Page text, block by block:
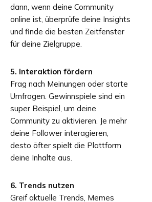
dann, wenn deine Community
online ist, überprüfe deine Insights
und finde die besten Zeitfenster
für deine Zielgruppe.
5. Interaktion fördern
Frag nach Meinungen oder starte
Umfragen. Gewinnspiele sind ein
super Beispiel, um deine
Community zu aktivieren. Je mehr
deine Follower interagieren,
desto öfter spielt die Plattform
deine Inhalte aus.
6. Trends nutzen
Greif aktuelle Trends, Memes